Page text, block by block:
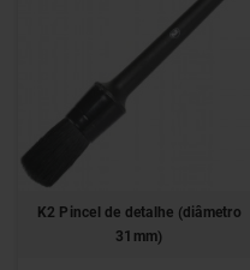
K2 Pincel de detalhe (diâmetro
31mm)